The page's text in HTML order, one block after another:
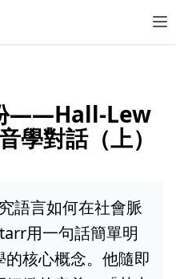
——Hall-Lew
學對話（上）
語言如何在社會脈
用一句話簡單明
核心概念。他隨即